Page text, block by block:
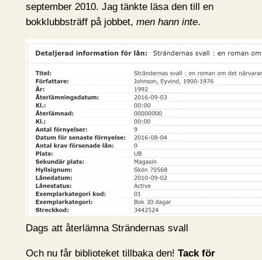
september 2010. Jag tänkte läsa den till en
bokklubbsträff på jobbet, men hann inte.
Dags att återlämna Strändernas svall
Och nu får biblioteket tillbaka den! Tack för